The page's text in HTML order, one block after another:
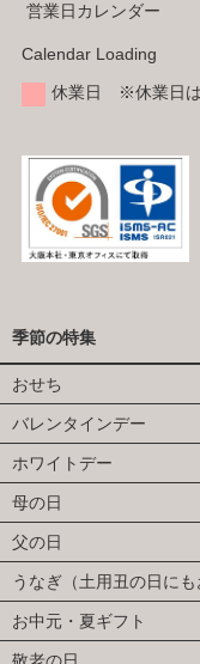
営業日カレンダー
Calendar Loading
休業日 ※休業日は
季節の特集
おせち
バレンタインデー
ホワイトデー
母の日
父の日
うなぎ（土用丑の日にも
お中元・夏ギフト
敬老の日